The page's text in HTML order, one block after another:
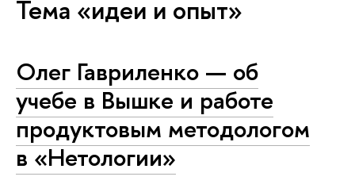
Тема «идеи и опыт»
Олег Гавриленко — об
учебе в Вышке и работе
продуктовым методологом
в «Нетологии»